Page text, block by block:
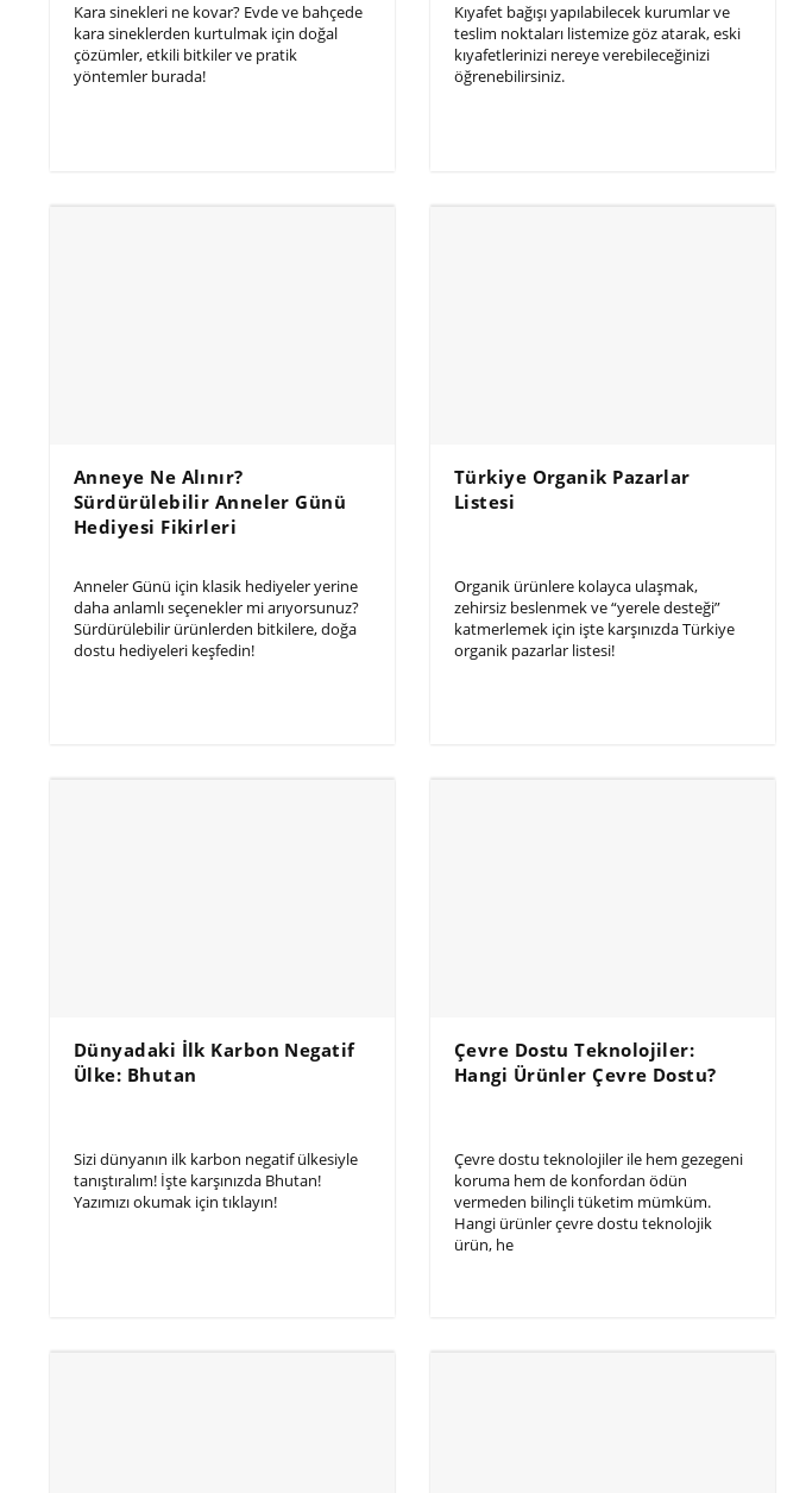
Kara sinekleri ne kovar? Evde ve bahçede
kara sineklerden kurtulmak için doğal
çözümler, etkili bitkiler ve pratik
yöntemler burada!
Kıyafet bağışı yapılabilecek kurumlar ve
teslim noktaları listemize göz atarak, eski
kıyafetlerinizi nereye verebileceğinizi
öğrenebilirsiniz.
Anneye Ne Alınır?
Sürdürülebilir Anneler Günü
Hediyesi Fikirleri
Anneler Günü için klasik hediyeler yerine
daha anlamlı seçenekler mi arıyorsunuz?
Sürdürülebilir ürünlerden bitkilere, doğa
dostu hediyeleri keşfedin!
Türkiye Organik Pazarlar
Listesi
Organik ürünlere kolayca ulaşmak,
zehirsiz beslenmek ve “yerele desteği”
katmerlemek için işte karşınızda Türkiye
organik pazarlar listesi!
Dünyadaki İlk Karbon Negatif
Ülke: Bhutan
Sizi dünyanın ilk karbon negatif ülkesiyle
tanıştıralım! İşte karşınızda Bhutan!
Yazımızı okumak için tıklayın!
Çevre Dostu Teknolojiler:
Hangi Ürünler Çevre Dostu?
Çevre dostu teknolojiler ile hem gezegeni
koruma hem de konfordan ödün
vermeden bilinçli tüketim mümküm.
Hangi ürünler çevre dostu teknolojik
ürün, he